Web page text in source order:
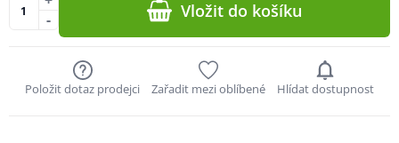
- Vložit do košíku
Položit dotaz prodejci Zařadit mezi oblíbené Hlídat dostupnost